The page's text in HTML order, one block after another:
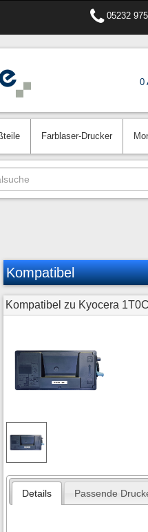
05232
0
Farblaser-Drucker
Kompatibel
Kompatibel zu Kyocera
Details Passende